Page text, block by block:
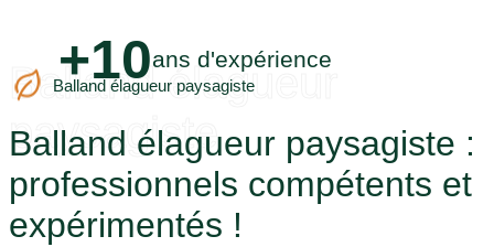
+10ans d'expérience
Balland élagueur paysagiste
Balland élagueur
paysagiste
Balland élagueur paysagiste :
professionnels compétents et
expérimentés !